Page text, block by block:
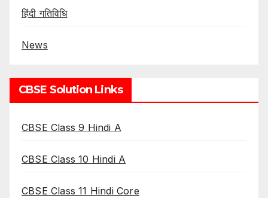
हिंदी गतिविधि
News
CBSE Solution Links
CBSE Class 9 Hindi A
CBSE Class 10 Hindi A
CBSE Class 11 Hindi Core